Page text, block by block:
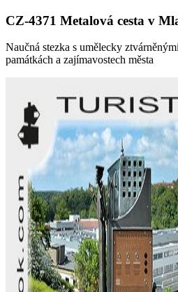
CZ-4371 Metalová cesta v
Naučná stezka s umělecky
památkách a zajímavostech města